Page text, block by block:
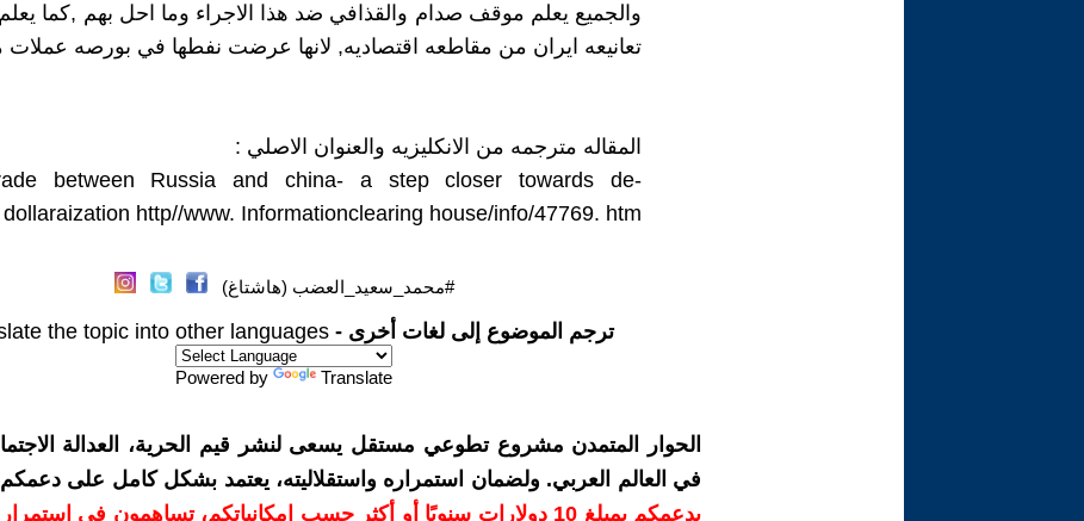
والجميع يعلم موقف صدام والقذافي ضد هذا الاجراء وما احل بهم ,كما يعلم
تعانيعه ايران من مقاطعه اقتصاديه, لانها عرضت نفطها في بورصه عملات
المقاله مترجمه من الانكليزيه والعنوان الاصلي :
between Russia and china- a step closer towards de-
dollaraization http//www. Informationclearing house/info/47769. htm
#محمد_سعيد_العضب (هاشتاغ)
ترجم الموضوع إلى لغات أخرى - the topic into other languages
Powered by Translate
الحوار المتمدن مشروع تطوعي مستقل يسعى لنشر قيم الحرية، العدالة
في العالم العربي. ولضمان استمراره واستقلاليته، يعتمد بشكل كامل على
بدعمكم بمبلغ 10 دولارات سنويًا أو أكثر حسب إمكانياتكم، تساهمون في